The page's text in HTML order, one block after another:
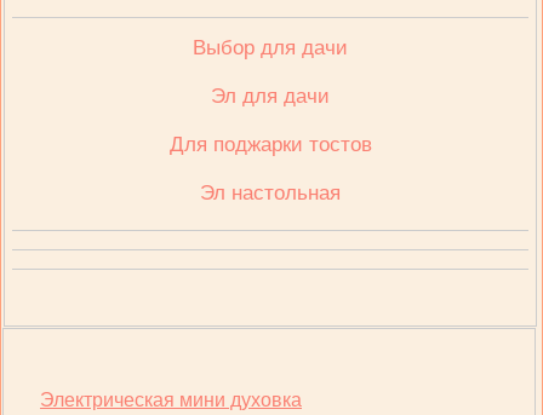
Выбор для дачи
Эл для дачи
Для поджарки тостов
Эл настольная
Электрическая мини духовка